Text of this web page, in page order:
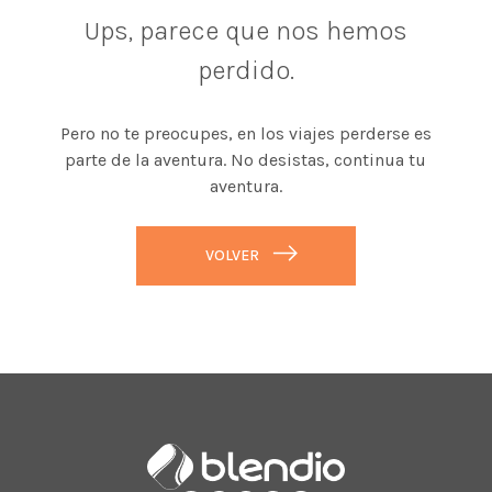
Ups, parece que nos hemos
perdido.
Pero no te preocupes, en los viajes perderse es
parte de la aventura. No desistas, continua tu
aventura.
VOLVER